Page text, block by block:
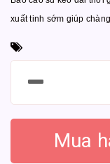
xuất tinh sớm giúp
Mua